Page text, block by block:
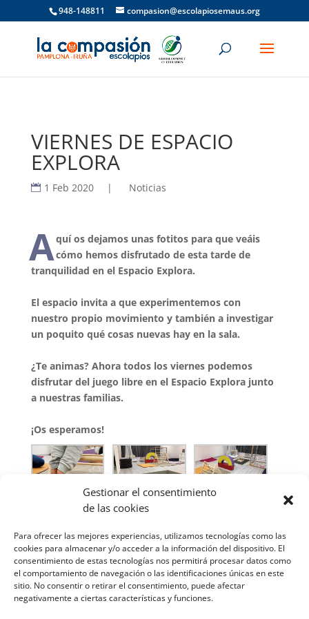
Gestionar el consentimiento
de las cookies
Para ofrecer las mejores experiencias, utilizamos tecnologías como las
cookies para almacenar y/o acceder a la información del dispositivo. El
consentimiento de estas tecnologías nos permitirá procesar datos como
el comportamiento de navegación o las identificaciones únicas en este
sitio. No consentir o retirar el consentimiento, puede afectar
negativamente a ciertas características y funciones.
948-148811 compasion@escolapiosemaus.org
VIERNES DE ESPACIO
EXPLORA
1 Feb 2020 | Noticias
Aquí os dejamos unas fotitos para que veáis
cómo hemos disfrutado de esta tarde de
tranquilidad en el Espacio Explora.
El espacio invita a que experimentemos con
nuestro propio movimiento y también a investigar
un poquito qué cosas nuevas hay en la sala.
¿Te animas? Ahora todos los viernes podemos
disfrutar del juego libre en el Espacio Explora junto
a nuestras familias.
¡Os esperamos!